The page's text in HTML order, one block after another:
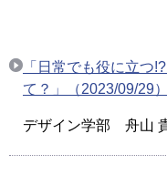
「日常でも役に立
て？」（2023/09/29）
デザイン学部 舟山